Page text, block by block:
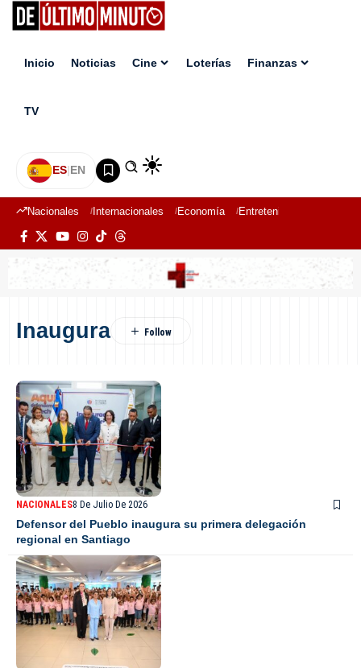
Inicio Noticias Cine Loterías Finanzas
TV
ES|EN
Nacionales Internacionales Economía Entretenimiento
Inaugura
NACIONALES8 De Julio De 2026
Defensor del Pueblo inaugura su primera delegación
regional en Santiago